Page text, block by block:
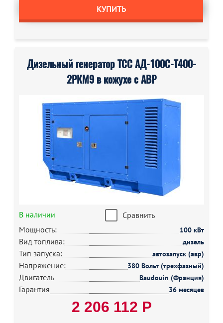
КУПИТЬ
Дизельный генератор ТСС АД-100С-Т400-
2РКМ9 в кожухе с АВР
В наличии
Сравнить
Мощность:
100 кВт
Вид топлива: дизель
Тип запуска: автозапуск (авр)
Напряжение: 380 Вольт (трехфазный)
Двигатель Baudouin (Франция)
Гарантия 36 месяцев
2 206 112 Р